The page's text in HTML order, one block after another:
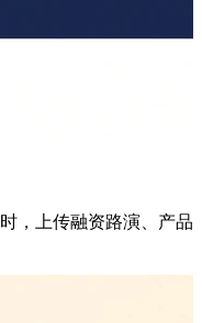
，上传融资路演、产